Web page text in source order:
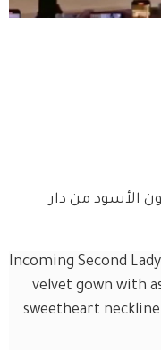
الأسود من دار
Incoming Second
velvet gown with
sweetheart